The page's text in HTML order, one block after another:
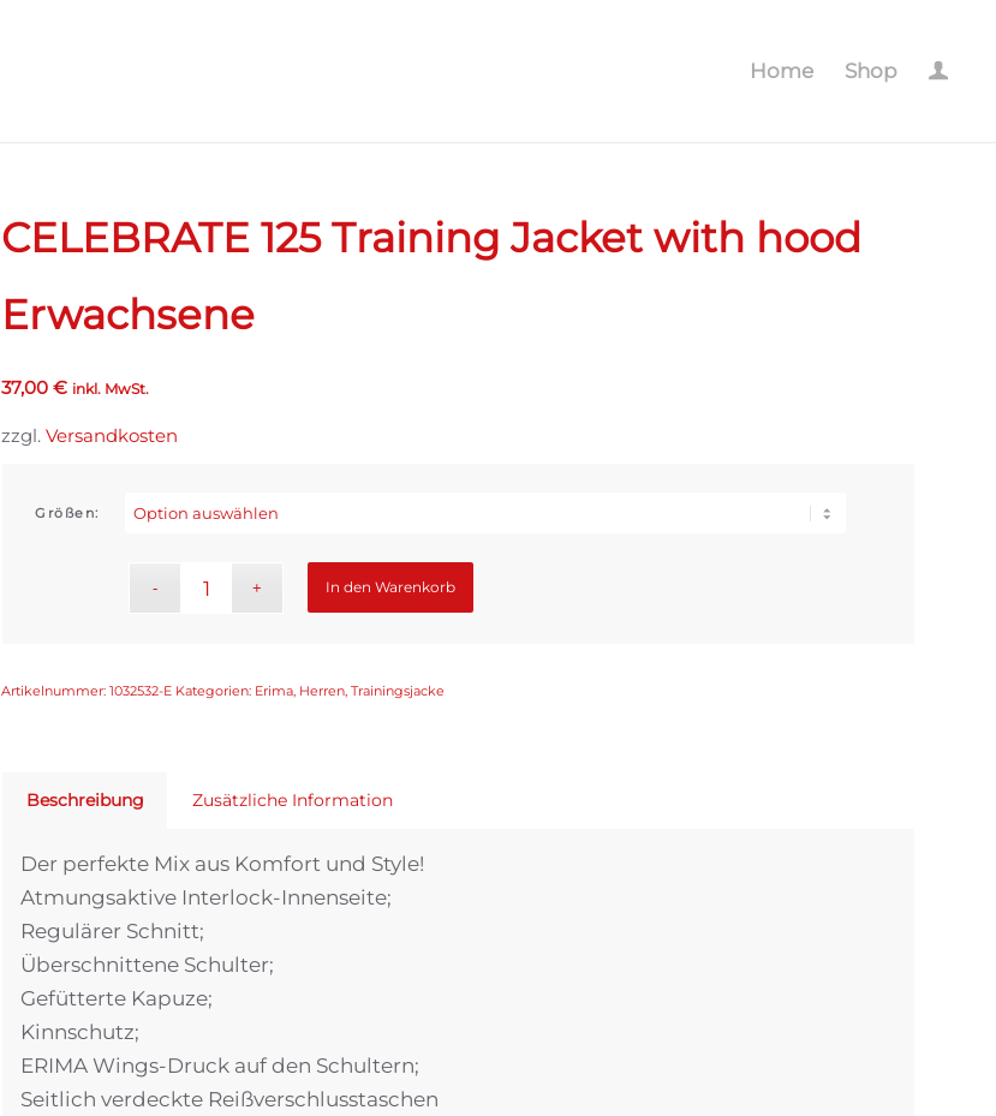
Home Shop
CELEBRATE 125 Training Jacket with hood
Erwachsene
37,00€ inkl. MwSt.
zzgl.Versandkosten
Größen:
In den Warenkorb
Artikelnummer:1032532-E Kategorien: Erima, Herren,Trainingsjacke
Beschreibung Zusätzliche Information
Der perfekte Mix aus Komfort und Style!
Atmungsaktive Interlock-Innenseite;
Regulärer Schnitt;
Überschnittene Schulter;
Gefütterte Kapuze;
Kinnschutz;
ERIMA Wings-Druck auf den Schultern;
Seitlich verdeckte Reißverschlusstaschen